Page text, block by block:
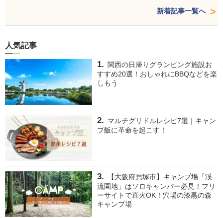
新着記事一覧へ
人気記事
関西の日帰りグランピング施設お
すすめ20選！おしゃれにBBQなどを楽
しもう
マルチグリドルレシピ7選｜キャン
プ飯に革命を起こす！
【大阪府貝塚市】キャンプ場「渓
流園地」はソロキャンパー必見！フリ
ーサイトで直火OK！穴場の漆黒の森
キャンプ場